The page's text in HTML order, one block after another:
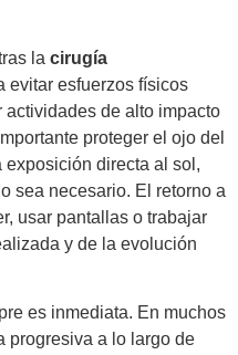
la cirugía
evitar esfuerzos físicos
de alto impacto
proteger el ojo del
directa al sol,
sea necesario. El retorno a
usar pantallas o trabajar
y de la evolución
es inmediata. En muchos
progresiva a lo largo de